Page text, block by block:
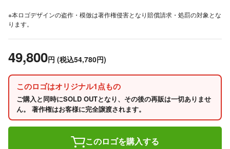
※本ロゴデザインの盗作・模倣は著作権侵害となり賠償請求・処罰の対象とな
ります。
49,800円 (税込54,780円)
このロゴはオリジナル1点もの
ご購入と同時にSOLD OUTとなり、その後の再販は一切ありませ
ん。 著作権はお客様に完全譲渡されます。
このロゴを購入する